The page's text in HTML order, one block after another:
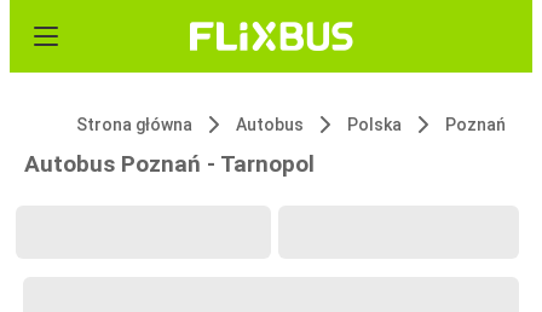
Strona główna Autobus Polska Poznań
Autobus Poznań - Tarnopol